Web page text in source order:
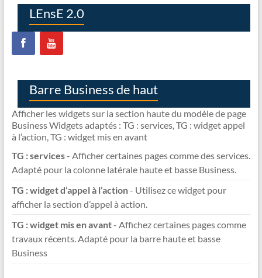
LEnsE 2.0
Barre Business de haut
Afficher les widgets sur la section haute du modèle de page
Business Widgets adaptés : TG : services, TG : widget appel
à l’action, TG : widget mis en avant
TG : services- Afficher certaines pages comme des services.
Adapté pour la colonne latérale haute et basse Business.
TG : widget d’appel à l’action- Utilisez ce widget pour
afficher la section d’appel à action.
TG : widget mis en avant- Affichez certaines pages comme
travaux récents. Adapté pour la barre haute et basse
Business